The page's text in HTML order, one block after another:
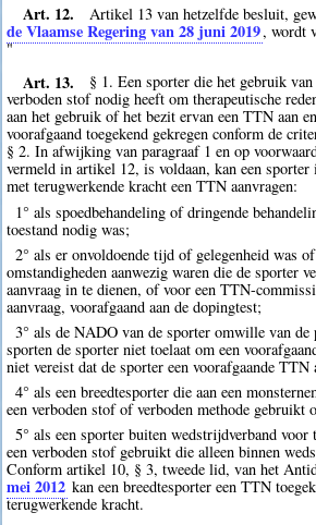
Art. 12. Artikel 13 van hetzelfde besluit,
de Vlaamse Regering van 28 juni 2019, wordt
"
Art. 13.
§ 1. Een sporter die het gebruik
verboden stof nodig heeft om therapeutische
aan het gebruik of het bezit ervan een TTN aan
voorafgaand toegekend gekregen conform de
§ 2. In afwijking van paragraaf 1 en op
vermeld in artikel 12, is voldaan, kan een sporter
met terugwerkende kracht een TTN aanvragen:
1° als spoedbehandeling of dringende
toestand nodig was;
2° als er onvoldoende tijd of gelegenheid was
omstandigheden aanwezig waren die de sporter
aanvraag in te dienen, of voor een TTN-
aanvraag, voorafgaand aan de dopingtest;
3° als de NADO van de sporter omwille van de
sporten de sporter niet toelaat om een
niet vereist dat de sporter een voorafgaande TTN
4° als een breedtesporter die aan een
een verboden stof of verboden methode gebruikt
5° als een sporter buiten wedstrijdverband voor
een verboden stof gebruikt die alleen binnen
Conform artikel 10, § 3, tweede lid, van het
mei 2012 kan een breedtesporter een TTN
terugwerkende kracht.